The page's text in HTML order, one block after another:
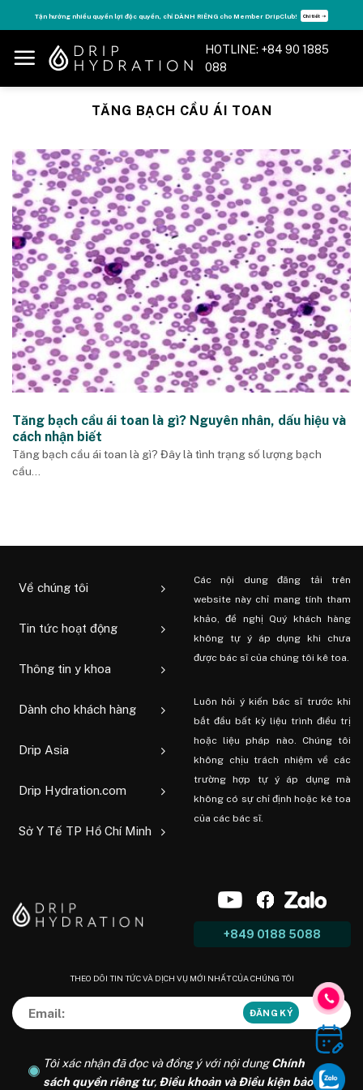
to
content
Tận hưởng nhiều quyền lợi độc quyền, chỉ DÀNH RIÊNG cho Member DripClub! Chi tiết ➝
HOTLINE: +84 90 1885
088
TĂNG BẠCH CẦU ÁI TOAN
Tăng bạch cầu ái toan là gì? Nguyên nhân, dấu hiệu và
cách nhận biết
Tăng bạch cầu ái toan là gì? Đây là tình trạng số lượng bạch
cầu...
Về chúng tôi
Tin tức hoạt động
Thông tin y khoa
Dành cho khách hàng
Drip Asia
Drip Hydration.com
Sở Y Tế TP Hồ Chí Minh
Các nội dung đăng tải trên
website này chỉ mang tính tham
khảo, đề nghị Quý khách hàng
không tự ý áp dụng khi chưa
được bác sĩ của chúng tôi kê toa.
Luôn hỏi ý kiến ​​bác sĩ trước khi
bắt đầu bất kỳ liệu trình điều trị
hoặc liệu pháp nào. Chúng tôi
không chịu trách nhiệm về các
trường hợp tự ý áp dụng mà
không có sự chỉ định hoặc kê toa
của các bác sĩ.
+849 0188 5088
THEO DÕI TIN TỨC VÀ DỊCH VỤ MỚI NHẤT CỦA CHÚNG TÔI
Tôi xác nhận đã đọc và đồng ý với nội dungChính
sách quyền riêng tư, Điều khoản và Điều kiện bảo